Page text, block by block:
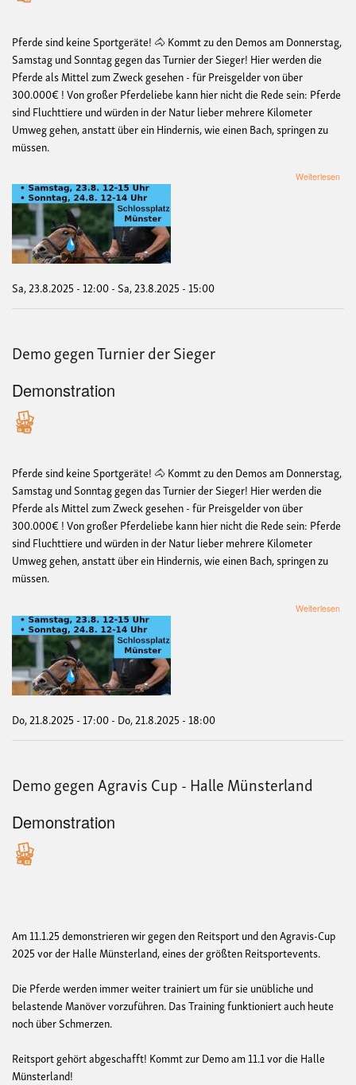
Pferde sind keine Sportgeräte! 🐴 Kommt zu den Demos am Donnerstag,
Samstag und Sonntag gegen das Turnier der Sieger! Hier werden die
Pferde als Mittel zum Zweck gesehen - für Preisgelder von über
300.000€ ! Von großer Pferdeliebe kann hier nicht die Rede sein: Pferde
sind Fluchttiere und würden in der Natur lieber mehrere Kilometer
Umweg gehen, anstatt über ein Hindernis, wie einen Bach, springen zu
müssen.
Weiterlesen
Sa, 23.8.2025 - 12:00-Sa, 23.8.2025 - 15:00
Demo gegen Turnier der Sieger
Demonstration
Pferde sind keine Sportgeräte! 🐴 Kommt zu den Demos am Donnerstag,
Samstag und Sonntag gegen das Turnier der Sieger! Hier werden die
Pferde als Mittel zum Zweck gesehen - für Preisgelder von über
300.000€ ! Von großer Pferdeliebe kann hier nicht die Rede sein: Pferde
sind Fluchttiere und würden in der Natur lieber mehrere Kilometer
Umweg gehen, anstatt über ein Hindernis, wie einen Bach, springen zu
müssen.
Weiterlesen
Do, 21.8.2025 - 17:00- Do, 21.8.2025 - 18:00
Demo gegen Agravis Cup - Halle Münsterland
Demonstration
Am 11.1.25 demonstrieren wir gegen den Reitsport und den Agravis-Cup
2025 vor der Halle Münsterland, eines der größten Reitsportevents.
Die Pferde werden immer weiter trainiert um für sie unübliche und
belastende Manöver vorzuführen. Das Training funktioniert auch heute
noch über Schmerzen.
Reitsport gehört abgeschafft! Kommt zur Demo am 11.1 vor die Halle
Münsterland!